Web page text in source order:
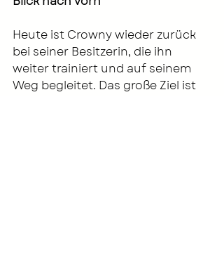
Heute ist Crowny wieder zurück
bei seiner Besitzerin, die ihn
weiter trainiert und auf seinem
Weg begleitet. Das große Ziel ist